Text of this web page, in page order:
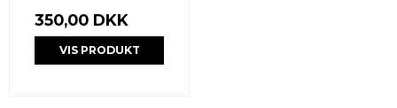
350,00 DKK
VIS PRODUKT